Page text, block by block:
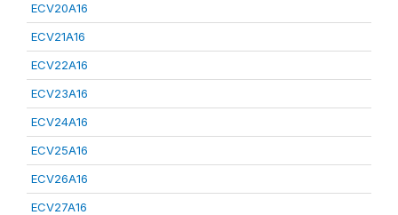
ECV20A16
ECV21A16
ECV22A16
ECV23A16
ECV24A16
ECV25A16
ECV26A16
ECV27A16